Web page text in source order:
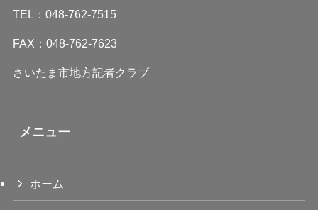
TEL：048-762-7515
FAX：048-762-7623
さいたま市地方記者クラブ
メニュー
ホーム